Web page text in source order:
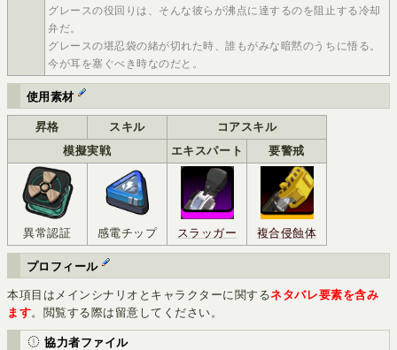
グレースの役回りは、そんな彼らが沸点に達するのを阻止する冷却
弁だ。
グレースの堪忍袋の緒が切れた時、誰もがみな暗黙のうちに悟る。
今が耳を塞ぐべき時なのだと。
使用素材
昇格 スキル
コアスキル
模擬実戦
エキスパート 要警戒
異常認証 感電チップ スラッガー 複合侵蝕体
プロフィール
本項目はメインシナリオとキャラクターに関するネタバレ要素を含み
ます。閲覧する際は留意してください。
協力者ファイル